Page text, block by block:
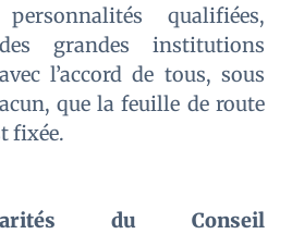
qualifiées,
grandes institutions
l’accord de tous, sous
que la feuille de route
fixée.
du Conseil